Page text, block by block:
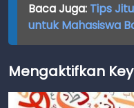
Baca Juga: Tips
untuk Mahasiswa
Mengaktifkan